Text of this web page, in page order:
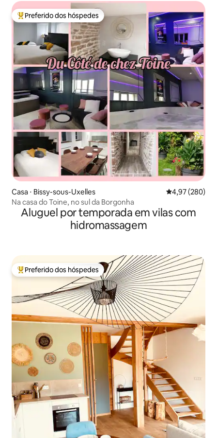
Entre os melhores preferidos dos hóspedes
Preferido dos hóspedes
Casa ⋅ Bissy-sous-Uxelles 4,97 de uma
4,97 (280)
Na casa do Toine, no sul da Borgonha
Aluguel por temporada em vilas com
hidromassagem
Entre os melhores preferidos dos hóspedes
Preferido dos hóspedes